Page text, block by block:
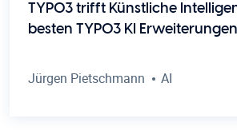
TYPO3 trifft Künstliche
besten TYPO3 KI Erweiterungen
Jürgen Pietschmann AI